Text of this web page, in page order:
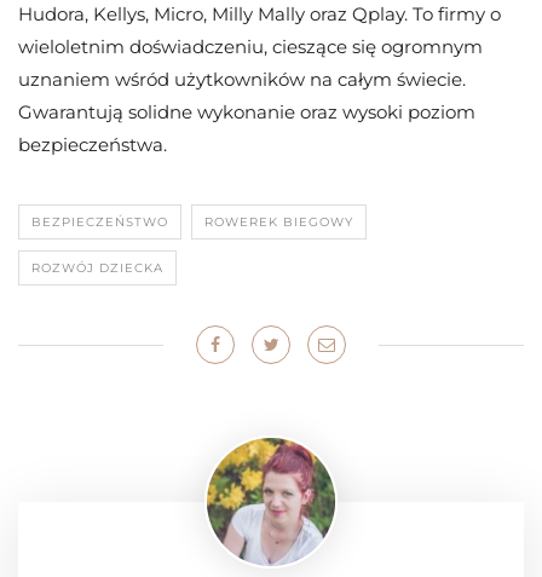
Hudora, Kellys, Micro, Milly Mally oraz Qplay. To firmy o
wieloletnim doświadczeniu, cieszące się ogromnym
uznaniem wśród użytkowników na całym świecie.
Gwarantują solidne wykonanie oraz wysoki poziom
bezpieczeństwa.
BEZPIECZEŃSTWO ROWEREK BIEGOWY
ROZWÓJ DZIECKA